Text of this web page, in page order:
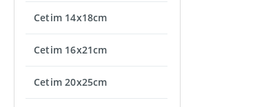
Cetim 14x18cm
Cetim 16x21cm
Cetim 20x25cm